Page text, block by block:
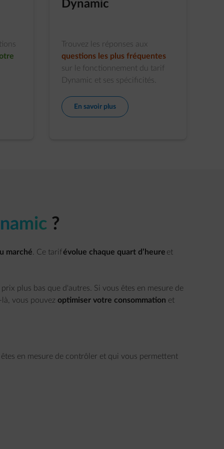
Dynamic
Trouvez les réponses aux
questions les plus fréquentes
sur le fonctionnement du tarif
Dynamic et ses spécificités.
En savoir plus
?
marché . Ce tarifévolue chaque quart d’heure et
plus bas que d'autres. Si vous êtes en mesure de
vous pouvez optimiser votre consommation et
en mesure de contrôler et qui vous permettent